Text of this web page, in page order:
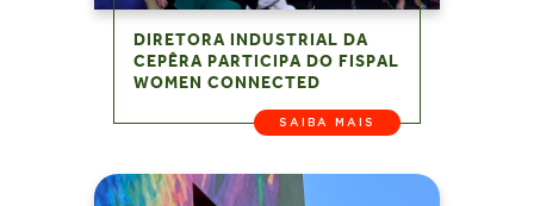
DIRETORA INDUSTRIAL DA
CEPÊRA PARTICIPA DO FISPAL
WOMEN CONNECTED
SAIBA MAIS